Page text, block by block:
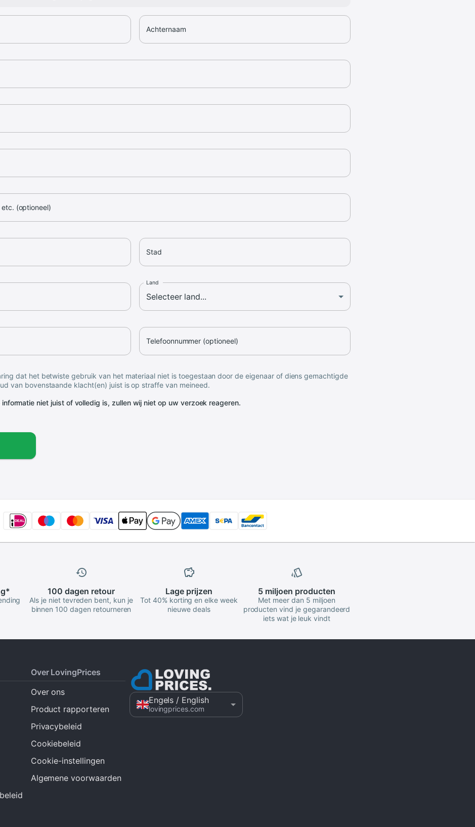
Achternaam
(optioneel)
Stad
Land
Telefoonnummer (optioneel)
dat het betwiste gebruik van het materiaal niet is toegestaan door de eigenaar of diens gemachtigde
van bovenstaande klacht(en) juist is op straffe van meineed.
niet juist of volledig is, zullen wij niet op uw verzoek reageren.
* 100 dagen retour
Als je niet tevreden bent, kun je
binnen 100 dagen retourneren
Lage prijzen
Tot 40% korting en elke week
nieuwe deals
5 miljoen producten
Met meer dan 5 miljoen
producten vind je gegarandeerd
iets wat je leuk vindt
Over LovingPrices
Over ons
Product rapporteren
Privacybeleid
Cookiebeleid
Cookie-instellingen
Algemene voorwaarden
Engels / English
lovingprices.com